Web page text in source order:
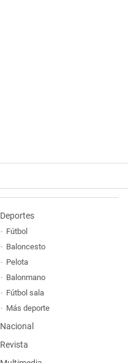
Deportes
Fútbol
Baloncesto
Pelota
Balonmano
Fútbol sala
Más deporte
Nacional
Revista